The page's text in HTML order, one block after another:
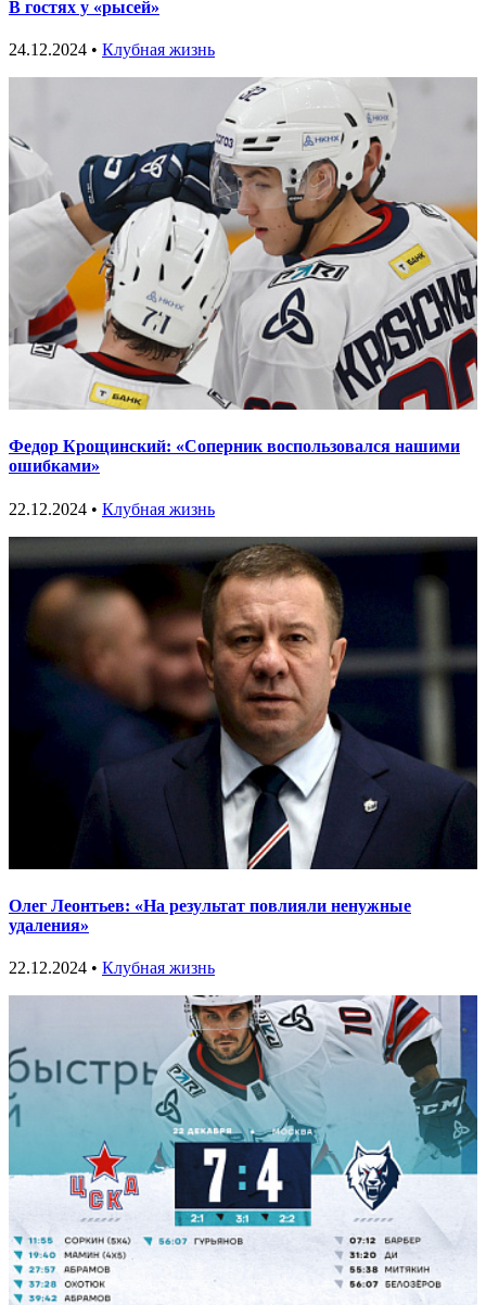
В гостях у «рысей»
24.12.2024 • Клубная жизнь
Федор Крощинский: «Соперник воспользовался нашими
ошибками»
22.12.2024 • Клубная жизнь
Олег Леонтьев: «На результат повлияли ненужные
удаления»
22.12.2024 • Клубная жизнь